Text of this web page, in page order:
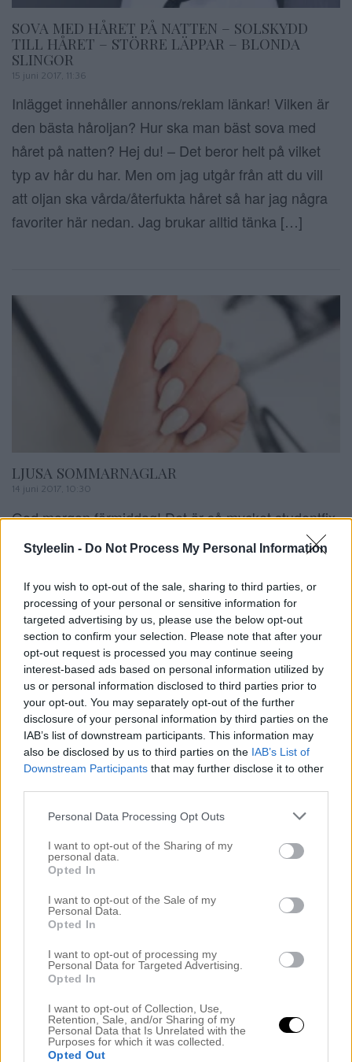
Styleelin - Do Not Process My Personal Information
If you wish to opt-out of the sale, sharing to third parties, or
processing of your personal or sensitive information for
targeted advertising by us, please use the below opt-out
section to confirm your selection. Please note that after your
opt-out request is processed you may continue seeing
interest-based ads based on personal information utilized by
us or personal information disclosed to third parties prior to
your opt-out. You may separately opt-out of the further
disclosure of your personal information by third parties on the
IAB’s list of downstream participants. This information may
also be disclosed by us to third parties on the IAB’s List of
Downstream Participants that may further disclose it to other
Personal Data Processing Opt Outs
I want to opt-out of the Sharing of my
personal data.
Opted In
I want to opt-out of the Sale of my
Personal Data.
Opted In
I want to opt-out of processing my
Personal Data for Targeted Advertising.
Opted In
I want to opt-out of Collection, Use,
Retention, Sale, and/or Sharing of my
Personal Data that Is Unrelated with the
Purposes for which it was collected.
Opted Out
SOVA MED HÅRET PÅ NATTEN – SOLSKYDD
TILL HÅRET – STÖRRE LÄPPAR – BLONDA
SLINGOR
15 juni 2017, 11:36
Inlägget innehåller annons/reklam länkar! Vilken är
den bästa håroljan? Hur ska man bäst sova med
håret på natten? Hej du! – Det beror helt på vilket
typ av hår du har. Men om jag utgår från att du vill
att oljan ska vårda/återfukta håret så har jag några
favoriter här nedan. Jag brukar alltid tänka […]
LJUSA SOMMARNAGLAR
14 juni 2017, 10:30
God morgon förmiddag! Det är så mycket studentfix
på mina kunder just nu, alla vill vara nyfärgade inför
för att fixa tassarna. Min spontana tanke var att ha
en coral, orange eller någon pigg färg men till slut
valde jag en ljus ”vanilla” färg. Jag […]
13 juni 2017, 14:15
Hej och hopp alla glada! Hur mår ni denna regniga
tisdag? Jag har varit på möte på morgonen och
sitter nu på salongen och inväntar kund. Men
hörrnii, igår var jag hos Emelie och tränade. Det är
många som frågar mig hur jag får ihop det och träna
i det stressiga liv jag lever. Jag […]